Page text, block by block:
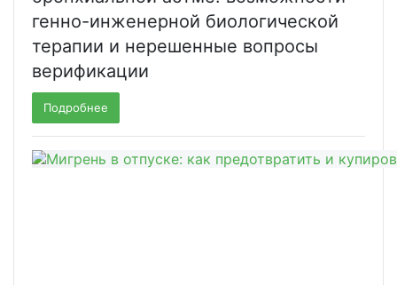
генно-инженерной биологической
терапии и нерешенные вопросы
верификации
Подробнее